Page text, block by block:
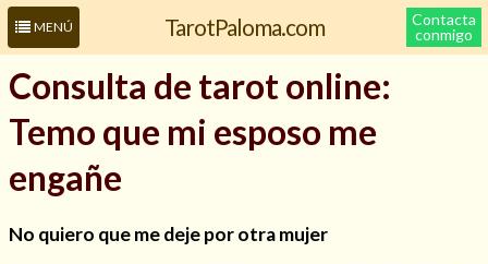
MENÚ TarotPaloma.com
Contacta
conmigo
Consulta de tarot online:
Temo que mi esposo me
engañe
No quiero que me deje por otra mujer